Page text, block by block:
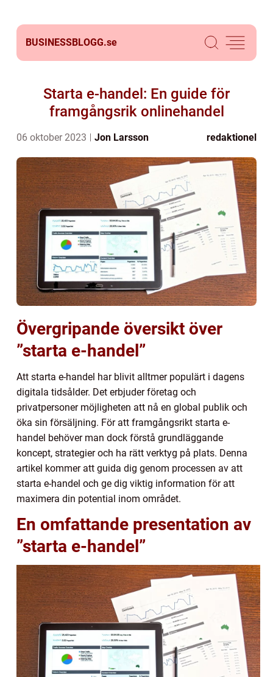
BUSINESSBLOGG.se
Starta e-handel: En guide för
framgångsrik onlinehandel
06 oktober 2023 Jon Larsson redaktionel
Övergripande översikt över
”starta e-handel”
Att starta e-handel har blivit alltmer populärt i dagens
digitala tidsålder. Det erbjuder företag och
privatpersoner möjligheten att nå en global publik och
öka sin försäljning. För att framgångsrikt starta e-
handel behöver man dock förstå grundläggande
koncept, strategier och ha rätt verktyg på plats. Denna
artikel kommer att guida dig genom processen av att
starta e-handel och ge dig viktig information för att
maximera din potential inom området.
En omfattande presentation av
”starta e-handel”